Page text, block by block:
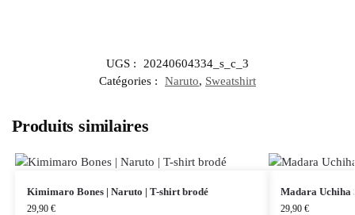
UGS :
20240604334_s_c_3
Catégories :
Naruto, Sweatshirt
Produits similaires
Kimimaro Bones | Naruto | T-shirt brodé
29,90 €
Madara Uchiha
29,90 €